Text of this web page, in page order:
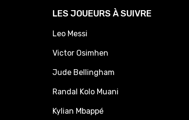
LES JOUEURS À SUIVRE
Leo Messi
Victor Osimhen
Jude Bellingham
Randal Kolo Muani
Kylian Mbappé